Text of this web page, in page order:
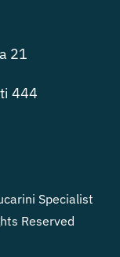
21
444
Specialist
Reserved